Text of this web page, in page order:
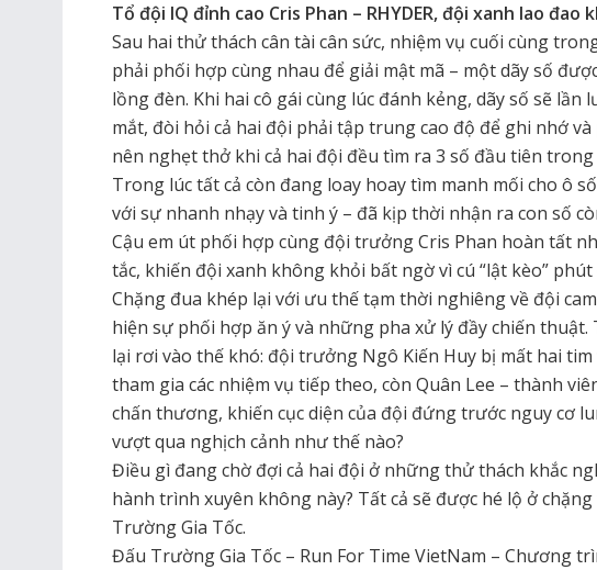
Tổ đội IQ đỉnh cao Cris Phan – RHYDER, đội xanh lao đao
Sau hai thử thách cân tài cân sức, nhiệm vụ cuối cùng
phải phối hợp cùng nhau để giải mật mã – một dãy số
lồng đèn. Khi hai cô gái cùng lúc đánh kẻng, dãy số sẽ
mắt, đòi hỏi cả hai đội phải tập trung cao độ để ghi nhớ
nên nghẹt thở khi cả hai đội đều tìm ra 3 số đầu tiên
Trong lúc tất cả còn đang loay hoay tìm manh mối cho ô số
với sự nhanh nhạy và tinh ý – đã kịp thời nhận ra con số
Cậu em út phối hợp cùng đội trưởng Cris Phan hoàn tất
tắc, khiến đội xanh không khỏi bất ngờ vì cú “lật kèo”
Chặng đua khép lại với ưu thế tạm thời nghiêng về đội
hiện sự phối hợp ăn ý và những pha xử lý đầy chiến
lại rơi vào thế khó: đội trưởng Ngô Kiến Huy bị mất hai
tham gia các nhiệm vụ tiếp theo, còn Quân Lee – thành
chấn thương, khiến cục diện của đội đứng trước nguy cơ
vượt qua nghịch cảnh như thế nào?
Điều gì đang chờ đợi cả hai đội ở những thử thách khắc
hành trình xuyên không này? Tất cả sẽ được hé lộ ở
Trường Gia Tốc.
Đấu Trường Gia Tốc – Run For Time VietNam – Chương